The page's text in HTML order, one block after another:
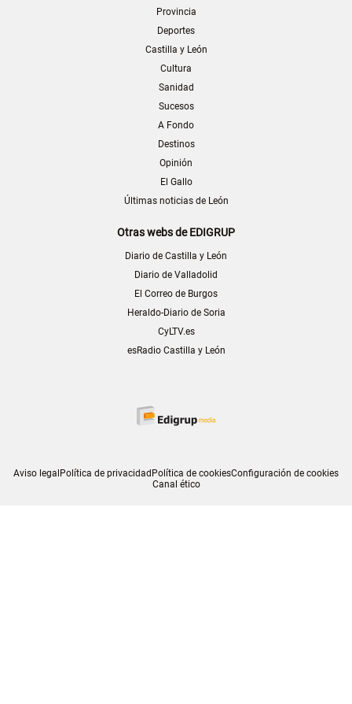
Provincia
Deportes
Castilla y León
Cultura
Sanidad
Sucesos
A Fondo
Destinos
Opinión
El Gallo
Últimas noticias de León
Otras webs de EDIGRUP
Diario de Castilla y León
Diario de Valladolid
El Correo de Burgos
Heraldo-Diario de Soria
CyLTV.es
esRadio Castilla y León
Aviso legalPolítica de privacidadPolítica de cookiesConfiguración de cookies
Canal ético